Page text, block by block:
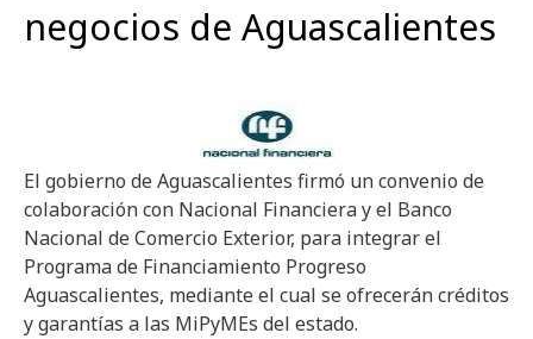
negocios de Aguascalientes
El gobierno de Aguascalientes firmó un convenio de
colaboración con Nacional Financiera y el Banco
Nacional de Comercio Exterior, para integrar el
Programa de Financiamiento Progreso
Aguascalientes, mediante el cual se ofrecerán créditos
y garantías a las MiPyMEs del estado.